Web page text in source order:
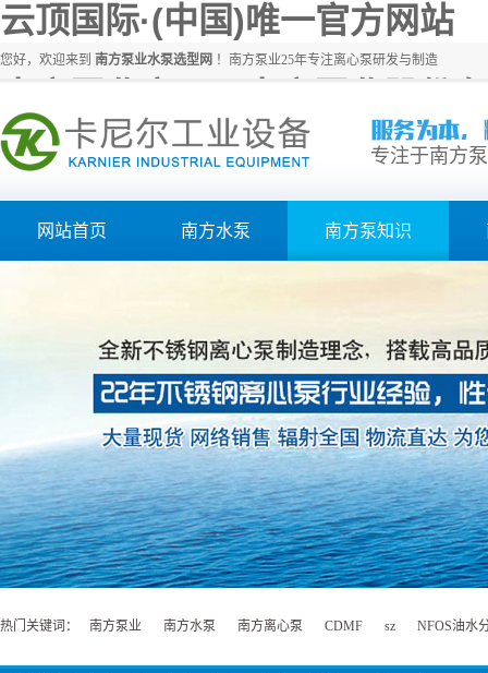
云顶国际·(中国)唯一官方网站
您好，欢迎来到 南方泵业水泵选型网 ！南方泵业25年专注离心泵研发与制造
专注于南方
网站首页 南方水泵 南方泵知识
热门关键词： 南方泵业 南方水泵 南方离心泵 CDMF sz NFOS油水